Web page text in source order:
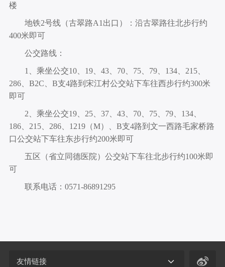
楼
地铁2号线（古翠路A1出口）：沿古翠路往北步行约
400米即可
公交路线：
1、乘坐公交10、19、43、70、75、79、134、215、
286、B2C、B支4路到宋江村公交站下车往西步行约300米
即可
2、乘坐公交19、25、37、43、70、75、79、134、
186、215、286、1219（M）、B支4路到文一西路毛家桥路
口公交站下车往东步行约200米即可
五区（省立同德医院）公交站下车往北步行约100米即
可
联系电话：0571-86891295
友情链接